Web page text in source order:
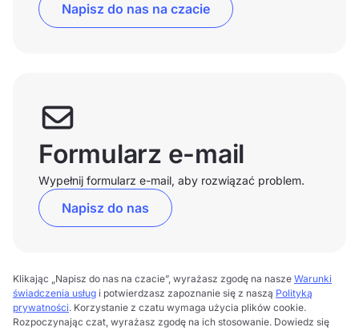
Napisz do nas na czacie
Formularz e-mail
Wypełnij formularz e-mail, aby rozwiązać problem.
Napisz do nas
Klikając „Napisz do nas na czacie”, wyrażasz zgodę na nasze Warunki
świadczenia usług i potwierdzasz zapoznanie się z naszą Polityką
prywatności. Korzystanie z czatu wymaga użycia plików cookie.
Rozpoczynając czat, wyrażasz zgodę na ich stosowanie. Dowiedz się